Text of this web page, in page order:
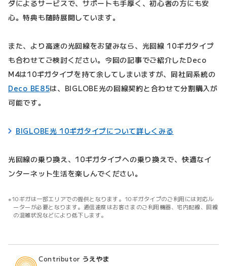
ダによるサービスで、サポートも手厚く、初心者の方にも安
心。特典も随時展開しています。
また、より高速の光回線をお望みなら、光回線 10ギガタイプ
も合わせてご検討ください。今回の記事でご紹介したDeco
M4は10ギガタイプを持て余してしまいますが、同社同系統の
Deco BE85は、BIGLOBE光の回線契約と合わせて分割購入が
可能です。
BIGLOBE光 10ギガタイプについて詳しくみる
光回線の乗り換え、10ギガタイプへの乗り換えで、快適なイ
ンターネット生活を楽しんでください。
10ギガは一部エリアでの提供となります。10ギガタイプのご利用には対応ル
ーターが必要となります。通信速度はお客さまのご利用機器、宅内配線、回線
の混雑状況などにより低下します。
Contributor うえやま